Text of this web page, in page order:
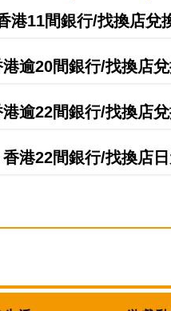
港11間銀行/找換店兌
逾20間銀行/找換店
逾22間銀行/找換店
港22間銀行/找換店